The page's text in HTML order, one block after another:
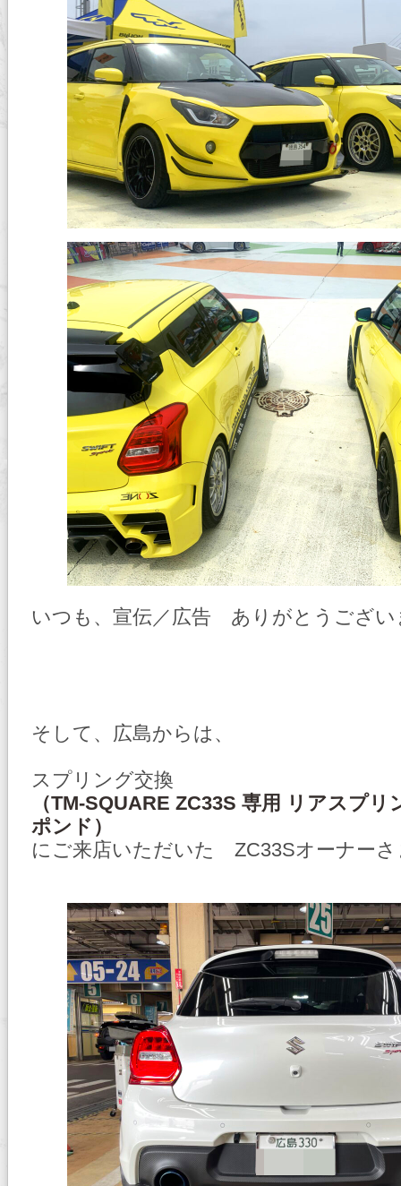
いつも、宣伝／広告 ありがとうござい
そして、広島からは、
スプリング交換
（TM-SQUARE ZC33S 専用 リアスプリ
ポンド）
にご来店いただいた ZC33Sオーナーさ